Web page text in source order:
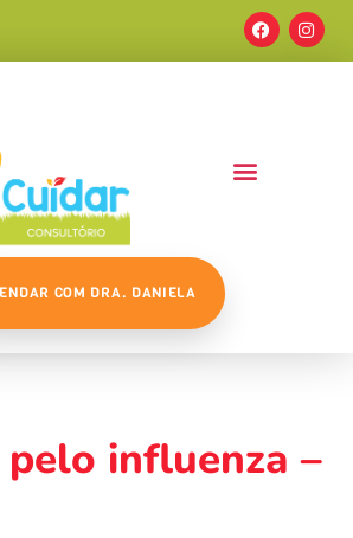
COM DRA. DANIELA
pelo influenza –